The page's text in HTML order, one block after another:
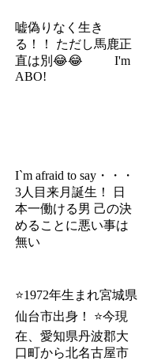
嘘偽りなく生き
る！！ ただし馬鹿正
直は別😂😂 I'm
ABO!
I`m afraid to say・・・
3人目来月誕生！ 日
本一働ける男 己の決
めることに悪い事は
無い
⭐1972年生まれ宮城県
仙台市出身！ ⭐今現
在、愛知県丹波郡大
口町から北名古屋市